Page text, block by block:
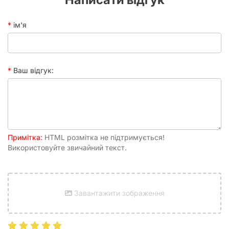
ім'я
Ваш відгук:
Примітка: HTML розмітка не підтримується!
Використовуйте звичайний текст.
Завантажити зображення